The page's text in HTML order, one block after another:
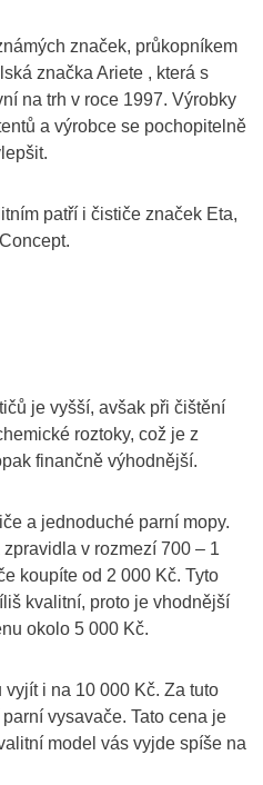
značek, průkopníkem
značka Ariete , která s
na trh v roce 1997. Výrobky
a výrobce se pochopitelně
patří i čističe značek Eta,
je vyšší, avšak při čištění
roztoky, což je z
finančně výhodnější.
a jednoduché parní mopy.
v rozmezí 700 – 1
koupíte od 2 000 Kč. Tyto
kvalitní, proto je vhodnější
okolo 5 000 Kč.
i na 10 000 Kč. Za tuto
vysavače. Tato cena je
model vás vyjde spíše na